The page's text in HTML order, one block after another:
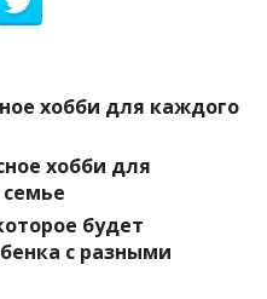
хобби для каждого
хобби для
будет
с разными